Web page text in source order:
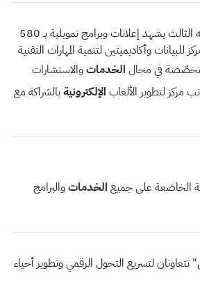
مؤتمر ليب23 في يومه الثالث يشهد إعلانات وبرامج تمويلية بـ 580
للبيانات وأكاديميتين لتنمية المهارات التقنية
الخدماتوالاستشارات
مركز لتطوير الألعاب الإلكترونيةبالشراكة مع
على جميع الخدماتوالبرامج
لتسريع التحول الرقمي وتطوير أحياء